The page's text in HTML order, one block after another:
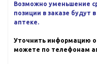
Возможно уменьшение
позиции в заказе будут
аптеке.
Уточнить информацию о
можете по телефонам